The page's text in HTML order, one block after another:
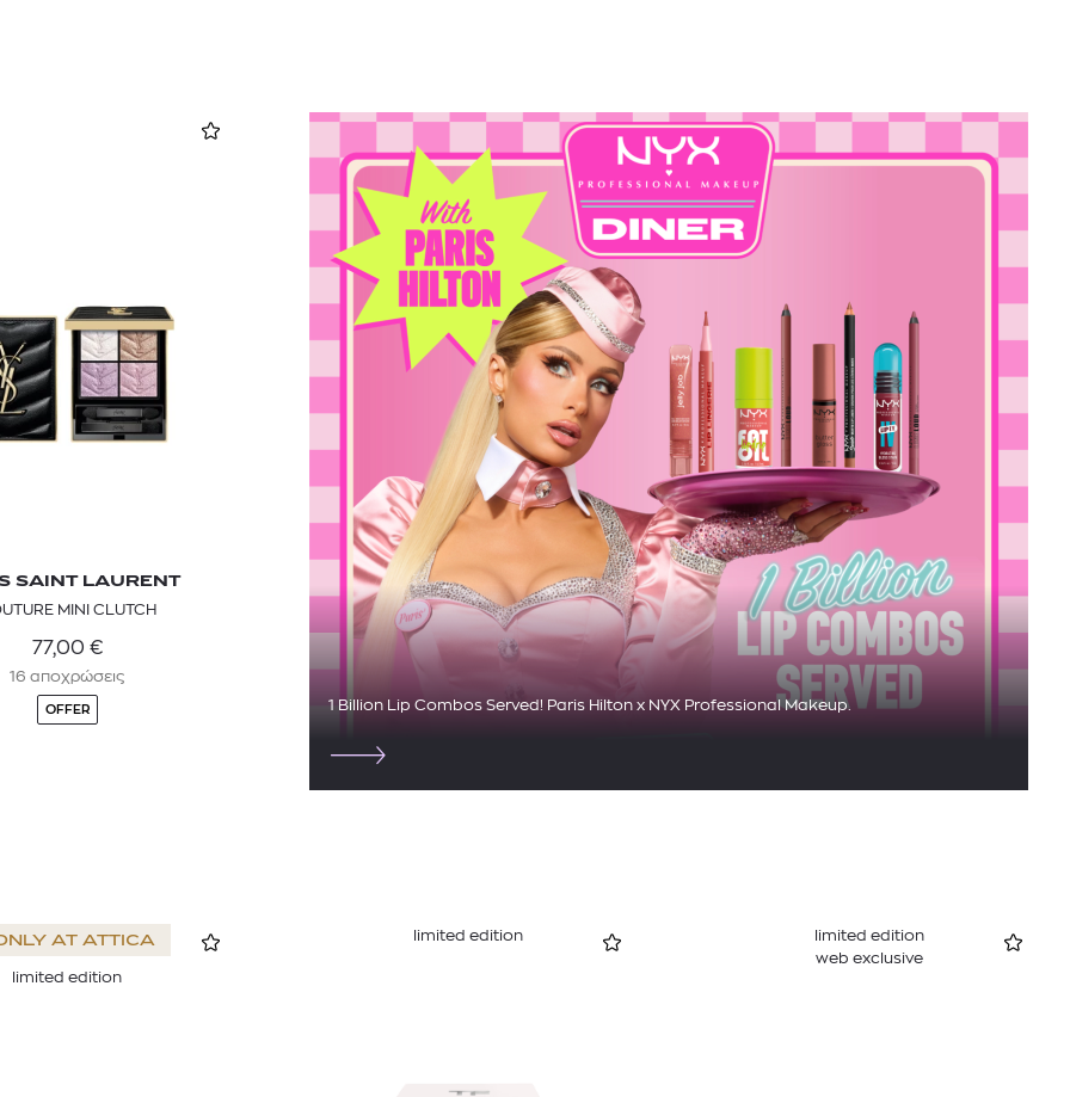
SAINT LAURENT
MINI CLUTCH
77,00 €
16 αποχρώσεις
OFFER 1 Billion Lip Combos Served! Paris Hilton x NYX Professional Makeup.
AT ATTICA
limited edition
limited edition
limited edition
web exclusive